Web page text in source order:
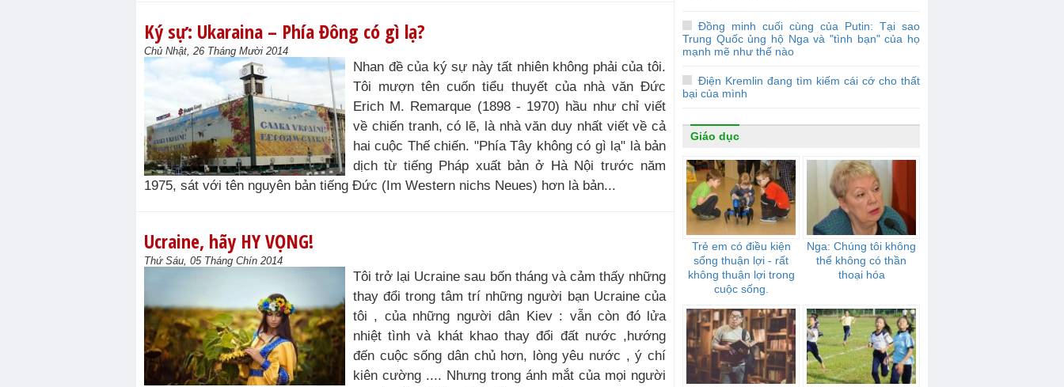
Ký sự: Ukaraina – Phía Đông có gì lạ?
Chủ Nhật, 26 Tháng Mười 2014
Nhan đề của ký sự này tất nhiên không phải của tôi.
Tôi mượn tên cuốn tiểu thuyết của nhà văn Đức
Erich M. Remarque (1898 - 1970) hầu như chỉ viết
về chiến tranh, có lẽ, là nhà văn duy nhất viết về cả
hai cuộc Thế chiến. "Phía Tây không có gì lạ" là bản
dịch từ tiếng Pháp xuất bản ở Hà Nội trước năm
1975, sát với tên nguyên bản tiếng Đức (Im Western nichs Neues) hơn là bản...
Ucraine, hãy HY VỌNG!
Thứ Sáu, 05 Tháng Chín 2014
Tôi trở lại Ucraine sau bốn tháng và cảm thấy những
thay đổi trong tâm trí những người bạn Ucraine của
tôi , của những người dân Kiev : vẫn còn đó lửa
nhiệt tình và khát khao thay đổi đất nước ,hướng
đến cuộc sống dân chủ hơn, lòng yêu nước , ý chí
kiên cường .... Nhưng trong ánh mắt của mọi người
Đồng minh cuối cùng của Putin: Tại sao
Trung Quốc ủng hộ Nga và "tình bạn" của họ
mạnh mẽ như thế nào
Điện Kremlin đang tìm kiếm cái cớ cho thất
bại của mình
Giáo dục
Trẻ em có điều kiện
sống thuận lợi - rất
không thuận lợi trong
cuộc sống.
Nga: Chúng tôi không
thể không có thần
thoại hóa